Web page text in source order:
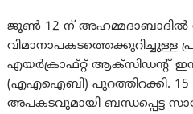
ജൂൺ 12 ന് അഹമ്മദാബാദിൽ
വിമാനാപകടത്തെക്കുറിച്ചുള്ള
എയർക്രാഫ്റ്റ് ആക്‌സിഡന്റ്
(എഎഐബി) പുറത്തിറക്കി. 15
അപകടവുമായി ബന്ധപ്പെട്ട